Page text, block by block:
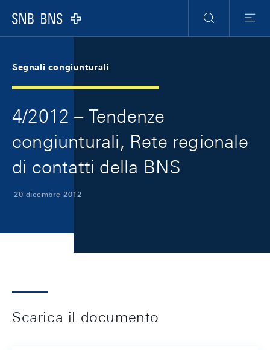
Logo
Ricerca
Menu
Segnali congiunturali
4/2012 – Tendenze
congiunturali, Rete regionale
di contatti della BNS
20 dicembre 2012
Scarica il documento